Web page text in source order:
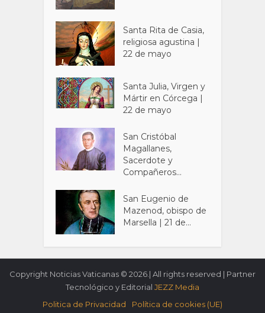
Santa Rita de Casia,
religiosa agustina |
22 de mayo
Santa Julia, Virgen y
Mártir en Córcega |
22 de mayo
San Cristóbal
Magallanes,
Sacerdote y
Compañeros...
San Eugenio de
Mazenod, obispo de
Marsella | 21 de...
Copyright Noticias Vaticanas © 2026.| All rights reserved | Partner
Tecnológico y Editorial JEZZ Media
Politica de Privacidad
Política de cookies (UE)